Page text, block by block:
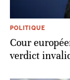
POLITIQUE
Cour
verdict